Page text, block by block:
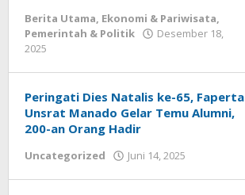
Berita Utama, Ekonomi & Pariwisata,
Pemerintah & Politik
Desember 18,
2025
Peringati Dies Natalis ke-65, Faperta
Unsrat Manado Gelar Temu Alumni,
200-an Orang Hadir
Uncategorized Juni 14, 2025